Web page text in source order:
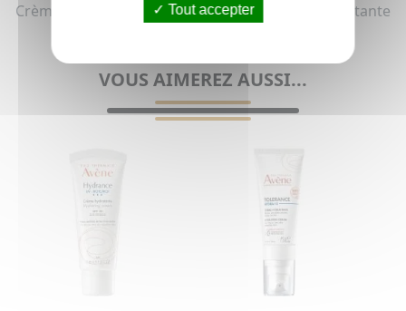
Crème de jour hydratante et Crème de nuit hydratante
pour homme (Tous types de peaux)
VOUS AIMEREZ AUSSI...
Tout accepter